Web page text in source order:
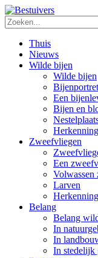
Thuis
Nieuws
Wilde bijen
Wilde bijen
Een
Bijen en
Zweefvliegen
Een
Volwassen
Larven
Belang
Belang
In
In
In stedelijk